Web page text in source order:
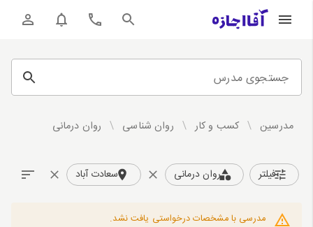
جستجوی مدرس
مدرسین / کسب و کار / روان شناسی / روان درمانی
فیلتر روان درمانی سعادت آباد
مدرسی با مشخصات درخواستی یافت نشد.